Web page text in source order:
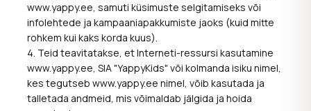
www.yappy.ee, samuti küsimuste selgitamiseks või
infolehtede ja kampaaniapakkumiste jaoks (kuid mitte
rohkem kui kaks korda kuus).
4. Teid teavitatakse, et Interneti-ressursi kasutamine
www.yappy.ee, SIA "YappyKids" või kolmanda isiku nimel,
kes tegutseb www.yappy.ee nimel, võib kasutada ja
talletada andmeid, mis võimaldab jälgida ja hoida